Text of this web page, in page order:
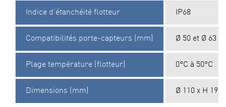
Indice d’étanchéité flotteur IP68
Compatibilités porte-capteurs (mm) Ø 50 et Ø 63
Plage température (flotteur) 0°C à 50°C
Dimensions (mm) Ø 110 x H 190